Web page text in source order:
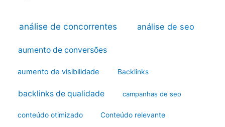
análise de concorrentes análise de seo
aumento de conversões
aumento de visibilidade Backlinks
backlinks de qualidade campanhas de seo
conteúdo otimizado Conteúdo relevante